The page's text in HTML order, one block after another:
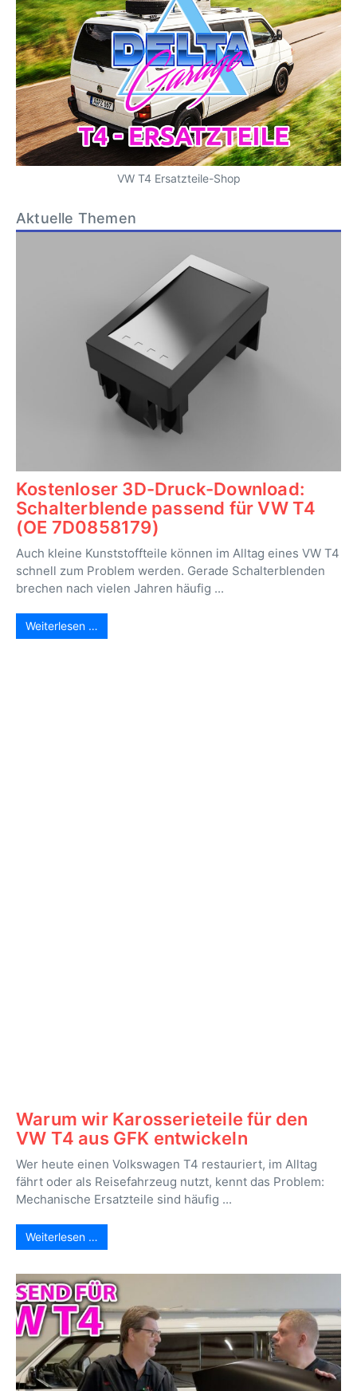
VW T4 Ersatzteile-Shop
Aktuelle Themen
Kostenloser 3D-Druck-Download:
Schalterblende passend für VW T4
(OE 7D0858179)
Auch kleine Kunststoffteile können im Alltag eines VW T4
schnell zum Problem werden. Gerade Schalterblenden
brechen nach vielen Jahren häufig ...
Weiterlesen …
Warum wir Karosserieteile für den
VW T4 aus GFK entwickeln
Wer heute einen Volkswagen T4 restauriert, im Alltag
fährt oder als Reisefahrzeug nutzt, kennt das Problem:
Mechanische Ersatzteile sind häufig ...
Weiterlesen …